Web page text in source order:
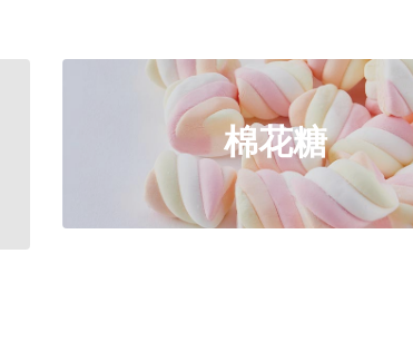
棉花糖
棉花糖
推荐型号:
BS25-30A, BS25-35C
了解更多